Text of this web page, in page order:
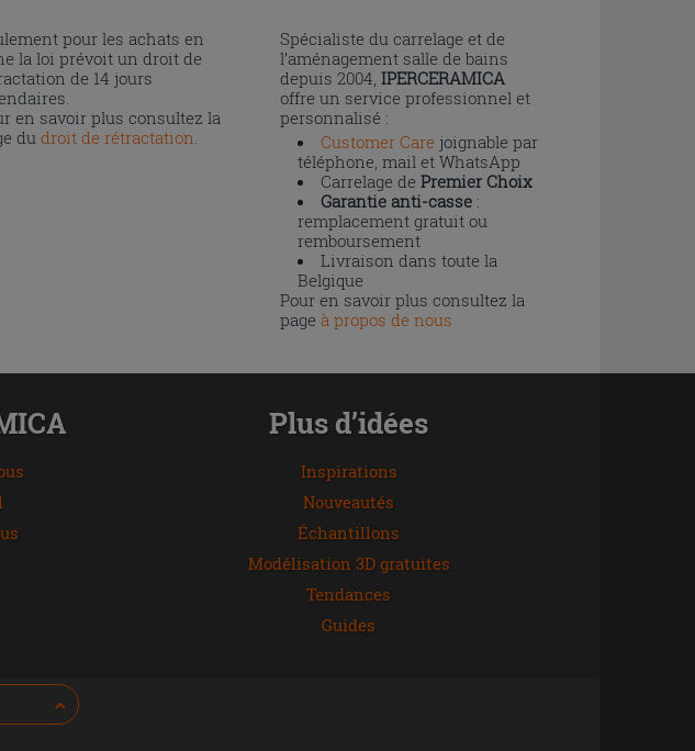
pour les achats en
la loi prévoit un droit de
de 14 jours
en savoir plus consultez la
dudroit de rétractation
Spécialiste du carrelage et de
l’aménagement salle de bains
depuis 2004, IPERCERAMICA
offre un service professionnel et
personnalisé :
Customer Carejoignable par
téléphone, mail et WhatsApp
Carrelage de Premier Choix
Garantie anti-casse:
remplacement gratuit ou
remboursement
Livraison dans toute la
Belgique
Pour en savoir plus consultez la
page à propos de nous
Plus d’idées
Inspirations
Nouveautés
Échantillons
Modélisation 3D gratuites
Tendances
Guides